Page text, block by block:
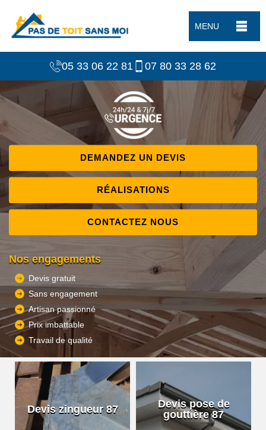
MENU
05 33 06 22 81 07 80 33 28 62
DEMANDEZ UN DEVIS
RÉALISATIONS
CONTACTEZ NOUS
Nos engagements
Devis gratuit
Sans engagement
Artisan passionné
Prix imbattable
Travail de qualité
Devis zingueur 87
Devis pose de
gouttière 87